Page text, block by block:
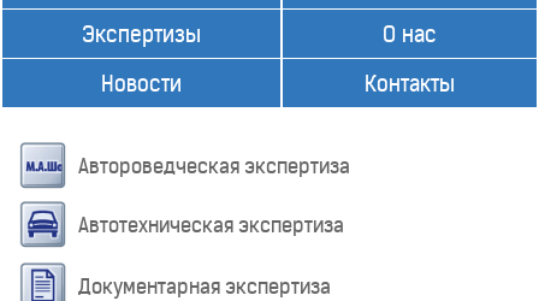
Экспертизы
Новости
О нас
Контакты
Автороведческая экспертиза
Автотехническая экспертиза
Документарная экспертиза